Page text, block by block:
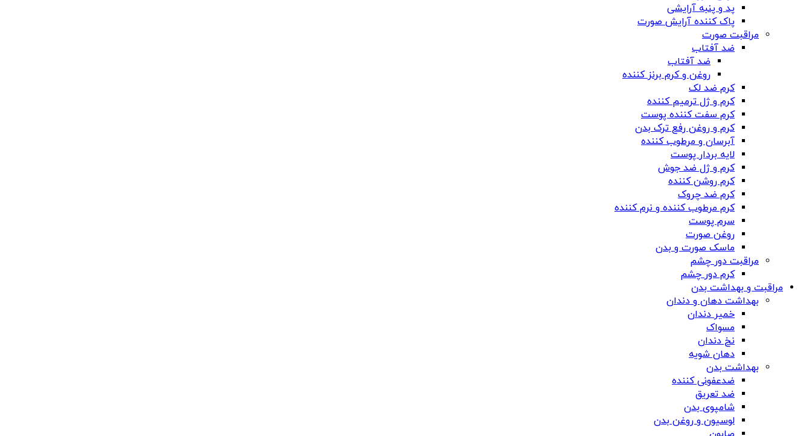
پد و پنبه آرایشی
پاک کننده آرایش صورت
مراقبت صورت
ضد آفتاب
ضد آفتاب
روغن و کرم برنز کننده
کرم ضد لک
کرم و ژل ترمیم کننده
کرم سفت کننده پوست
کرم و روغن رفع ترک بدن
آبرسان و مرطوب کننده
لایه بردار پوست
کرم و ژل ضد جوش
کرم روشن کننده
کرم ضد چروک
کرم مرطوب کننده و نرم کننده
سرم پوست
روغن صورت
ماسک صورت و بدن
مراقبت دور چشم
کرم دور چشم
مراقبت و بهداشت بدن
بهداشت دهان و دندان
خمیر دندان
مسواک
نخ دندان
دهان شویه
بهداشت بدن
ضدعفونی کننده
ضد تعریق
شامپوی بدن
لوسیون و روغن بدن